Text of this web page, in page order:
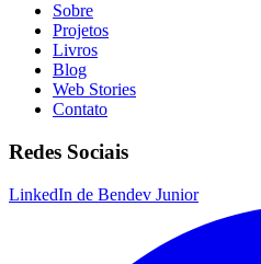
Sobre
Projetos
Livros
Blog
Web Stories
Contato
Redes Sociais
LinkedIn de Bendev Junior